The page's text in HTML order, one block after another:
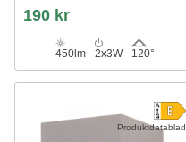
190 kr
450lm 2x3W 120°
Produktdatablad